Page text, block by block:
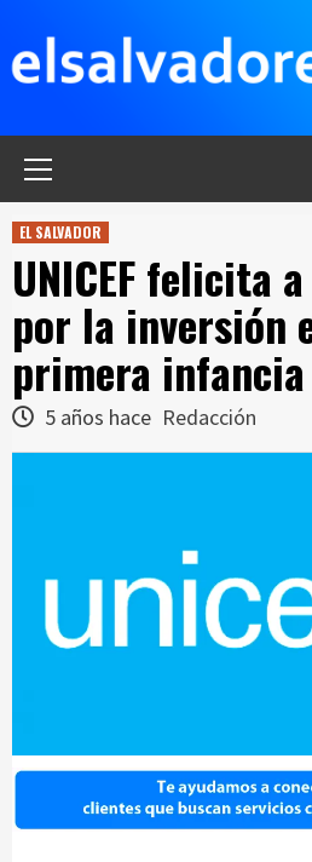
contenido
EL SALVADOR
UNICEF felicita
por la inversión
primera infancia
5 años hace Redacción